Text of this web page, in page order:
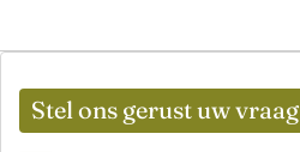
Stel ons gerust uw vraag